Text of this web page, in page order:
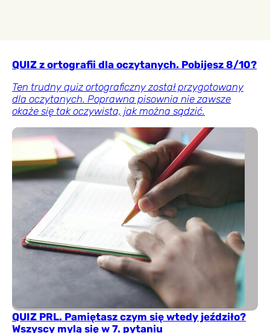
QUIZ z ortografii dla oczytanych. Pobijesz 8/10?
Ten trudny quiz ortograficzny został przygotowany
dla oczytanych. Poprawna pisownia nie zawsze
okaże się tak oczywista, jak można sądzić.
QUIZ PRL. Pamiętasz czym się wtedy jeździło?
Wszyscy mylą się w 7. pytaniu